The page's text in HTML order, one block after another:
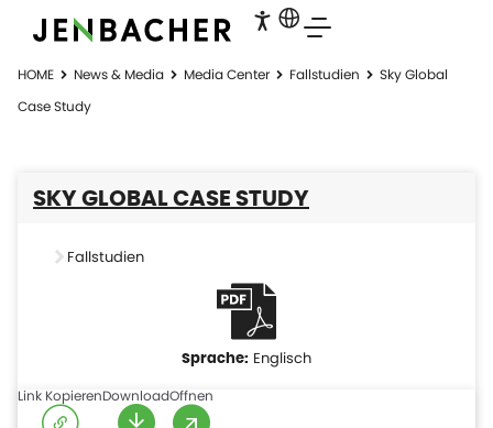
HOME News & Media Media Center Fallstudien
Sky Global
Case Study
SKY GLOBAL CASE STUDY
Fallstudien
Englisch
Link KopierenDownloadOffnen